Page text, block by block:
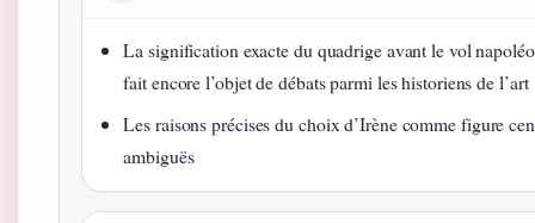
La signification exacte du quadrige avant le vol
fait encore l’objet de débats parmi les historiens de l’art
Les raisons précises du choix d’Irène comme figure
ambiguës